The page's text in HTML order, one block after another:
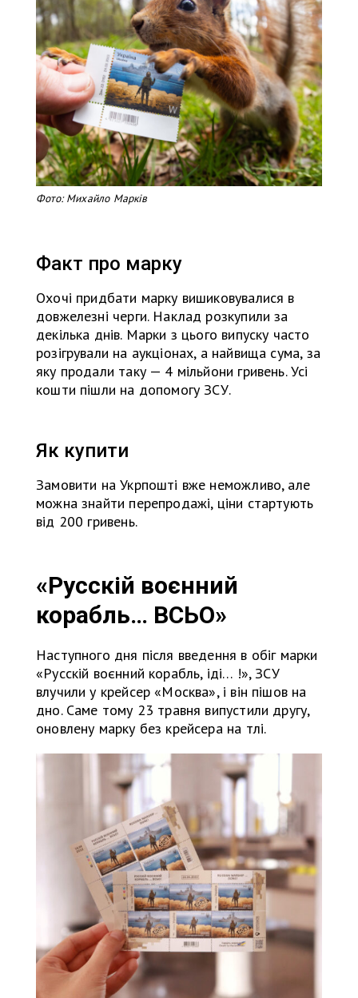
Фото: Михайло Марків
Факт про марку
Охочі придбати марку вишиковувалися в
довжелезні черги. Наклад розкупили за
декілька днів. Марки з цього випуску часто
розігрували на аукціонах, а найвища сума, за
яку продали таку — 4 мільйони гривень. Усі
кошти пішли на допомогу ЗСУ.
Як купити
Замовити на Укрпошті вже неможливо, але
можна знайти перепродажі, ціни стартують
від 200 гривень.
«Русскій воєнний
корабль… ВСЬО»
Наступного дня після введення в обіг марки
«Русскій воєнний корабль, іді… !», ЗСУ
влучили у крейсер «Москва», і він пішов на
дно. Саме тому 23 травня випустили другу,
оновлену марку без крейсера на тлі.